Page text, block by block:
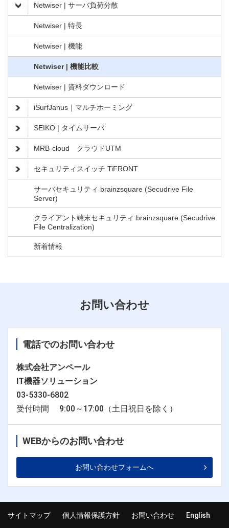
Netwiser | サーバ負荷分散
Netwiser | 特長
Netwiser | 機能
Netwiser | 機能比較
Netwiser | 資料ダウンロード
iSurfJanus｜マルチホーミング
SEIKO | タイムサーバ
MRB-cloud クラウドUTM
セキュリティスイッチ TiFRONT
サーバセキュリティ brainzsquare (Secudrive File
Server)
クライアント端末セキュリティ brainzsquare (Secudrive
File Centralization)
新着情報
お問い合わせ
電話でのお問い合わせ
株式会社アンペール
IT機器ソリューション
03-5330-6802
受付時間 9:00～17:00（土日祝日を除く）
WEBからのお問い合わせ
お問い合わせフォームへ
サイトマップ 個人情報保護方針 お問い合わせ English